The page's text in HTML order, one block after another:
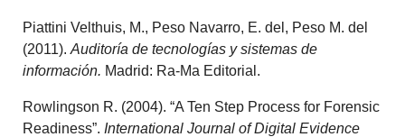
Piattini Velthuis, M., Peso Navarro, E. del, Peso M. del
(2011).Auditoría de tecnologías y sistemas de
información. Madrid: Ra-Ma Editorial.
Rowlingson R. (2004). “A Ten Step Process for Forensic
Readiness”. International Journal of Digital Evidence